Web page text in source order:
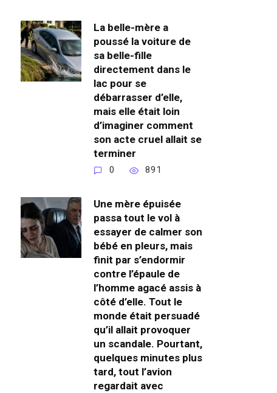
La belle-mère a
poussé la voiture de
sa belle-fille
directement dans le
lac pour se
débarrasser d’elle,
mais elle était loin
d’imaginer comment
son acte cruel allait se
terminer
0 891
Une mère épuisée
passa tout le vol à
essayer de calmer son
bébé en pleurs, mais
finit par s’endormir
contre l’épaule de
l’homme agacé assis à
côté d’elle. Tout le
monde était persuadé
qu’il allait provoquer
un scandale. Pourtant,
quelques minutes plus
tard, tout l’avion
regardait avec